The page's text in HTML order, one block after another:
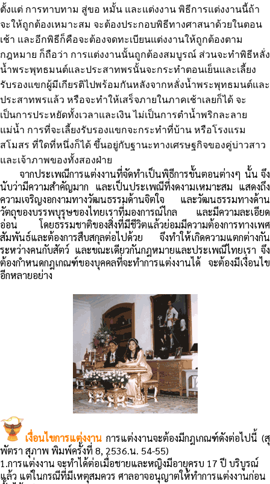
ตั้งแต่ การทาบทาม สู่ขอ หมั้น และแต่งงาน พิธีการแต่งงานนี้ถ้า
จะให้ถูกต้องเหมาะสม จะต้องประกอบพิธีทางศาสนาด้วยในตอน
เช้า และอีกพิธีก็คือจะต้องจดทะเบียนแต่งงานให้ถูกต้องตาม
กฎหมาย ก็ถือว่า การแต่งงานนั้นถูกต้องสมบูรณ์ ส่วนจะทำพิธีหลั่ง
น้ำพระพุทธมนต์และประสาทพรนั้นจะกระทำตอนเย็นและเลี้ยง
รับรองแขกผู้มีเกียรติไปพร้อมกันหลังจากหลั่งน้ำพระพุทธมนต์และ
ประสาทพรแล้ว หรือจะทำให้เสร็จภายในภาคเช้าเลยก็ได้ จะ
เป็นการประหยัดทั้งเวลาและเงิน ไม่เป็นการตำน้ำพริกละลาย
แม่น้ำ การที่จะเลี้ยงรับรองแขกจะกระทำที่บ้าน หรือโรงแรม
สโมสร ที่ใดที่หนึ่งก็ได้ ขึ้นอยู่กับฐานะทางเศรษฐกิจของคู่บ่าวสาว
และเจ้าภาพของทั้งสองฝ่าย
จากประเพณีการแต่งงานที่จัดทำเป็นพิธีการขั้นตอนต่างๆ นั้น จึง
นับว่ามีความสำคัญมาก และเป็นประเพณีที่งดงามเหมาะสม แสดงถึง
ความเจริญงอกงามทางวัฒนธรรมด้านจิตใจ และวัฒนธรรมทางด้าน
วัตถุของบรรพบุรุษของไทยเราที่มองการณ์ไกล และมีความละเอียด
อ่อน โดยธรรมชาติของสิ่งที่มีชีวิตแล้วย่อมมีความต้องการทางเพศ
สัมพันธ์และต้องการสืบสกุลต่อไปด้วย จึงทำให้เกิดความแตกต่างกัน
ระหว่างคนกับสัตว์ และขณะเดียวกันกฎหมายและประเพณีไทยเรา จึง
ต้องกำหนดกฎเกณฑ์ของบุคคลที่จะทำการแต่งงานได้ จะต้องมีเงื่อนไข
อีกหลายอย่าง
เงื่อนไขการแต่งงาน การแต่งงานจะต้องมีกฎเกณฑ์ดังต่อไปนี้ (สุ
พัตรา สุภาพ พิมพ์ครั้งที่ 8, 2536.น. 54-55)
1.การแต่งงาน จะทำได้ต่อเมื่อชายและหญิงมีอายุครบ 17 ปี บริบูรณ์
แล้ว แต่ในกรณีที่มีเหตุสมควร ศาลอาจอนุญาตให้ทำการแต่งงานก่อน